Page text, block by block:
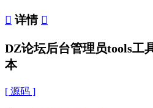
 详情 
DZ论坛后台管理员tools工
本
[ 源码 ]